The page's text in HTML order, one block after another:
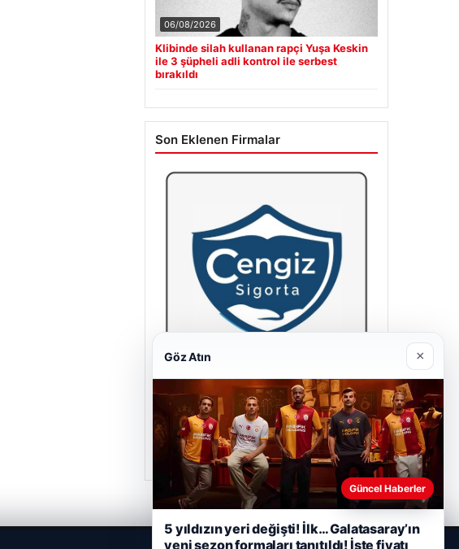
06/08/2026
Klibinde silah kullanan rapçi Yuşa Keskin
ile 3 şüpheli adli kontrol ile serbest
bırakıldı
Son Eklenen Firmalar
Cengiz Sigorta
23/06/2026
Göz Atın ×
Güncel Haberler
5 yıldızın yeri değişti! İlk… Galatasaray’ın
yeni sezon formaları tanıtıldı! İşte fiyatı